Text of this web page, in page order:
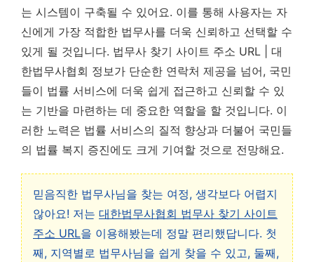
는 시스템이 구축될 수 있어요. 이를 통해 사용자는 자
신에게 가장 적합한 법무사를 더욱 신뢰하고 선택할 수
있게 될 것입니다. 법무사 찾기 사이트 주소 URL | 대
한법무사협회 정보가 단순한 연락처 제공을 넘어, 국민
들이 법률 서비스에 더욱 쉽게 접근하고 신뢰할 수 있
는 기반을 마련하는 데 중요한 역할을 할 것입니다. 이
러한 노력은 법률 서비스의 질적 향상과 더불어 국민들
의 법률 복지 증진에도 크게 기여할 것으로 전망해요.
믿음직한 법무사님을 찾는 여정, 생각보다 어렵지
않아요! 저는 대한법무사협회 법무사 찾기 사이트
주소 URL을 이용해봤는데 정말 편리했답니다. 첫
째, 지역별로 법무사님을 쉽게 찾을 수 있고, 둘째,